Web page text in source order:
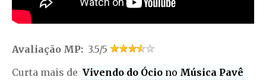
Avaliação MP: 3.5/5
Curta mais de Vivendo do Ócio no Música Pavê